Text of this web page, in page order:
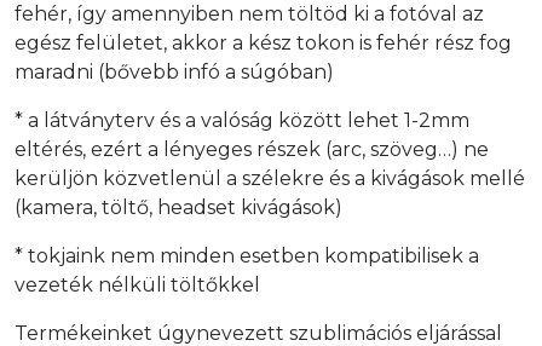
fehér, így amennyiben nem töltöd ki a fotóval az
egész felületet, akkor a kész tokon is fehér rész fog
maradni (bővebb infó a súgóban)
* a látványterv és a valóság között lehet 1-2mm
eltérés, ezért a lényeges részek (arc, szöveg…) ne
kerüljön közvetlenül a szélekre és a kivágások mellé
(kamera, töltő, headset kivágások)
* tokjaink nem minden esetben kompatibilisek a
vezeték nélküli töltőkkel
Termékeinket úgynevezett szublimációs eljárással